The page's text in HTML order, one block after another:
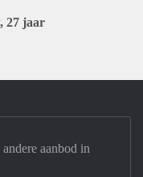
27 jaar
aanbod in